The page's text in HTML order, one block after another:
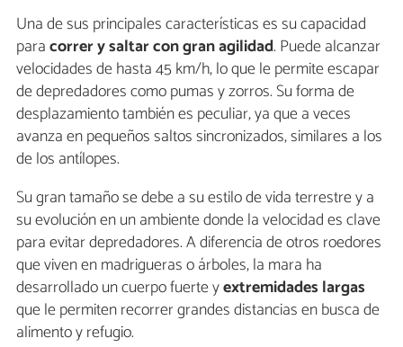
Una de sus principales características es su capacidad
paracorrer y saltar con gran agilidad. Puede alcanzar
velocidades de hasta 45 km/h, lo que le permite escapar
de depredadores como pumas y zorros. Su forma de
desplazamiento también es peculiar, ya que a veces
avanza en pequeños saltos sincronizados, similares a los
de los antílopes.
Su gran tamaño se debe a su estilo de vida terrestre y a
su evolución en un ambiente donde la velocidad es clave
para evitar depredadores. A diferencia de otros roedores
que viven en madrigueras o árboles, la mara ha
desarrollado un cuerpo fuerte yextremidades largas
que le permiten recorrer grandes distancias en busca de
alimento y refugio.